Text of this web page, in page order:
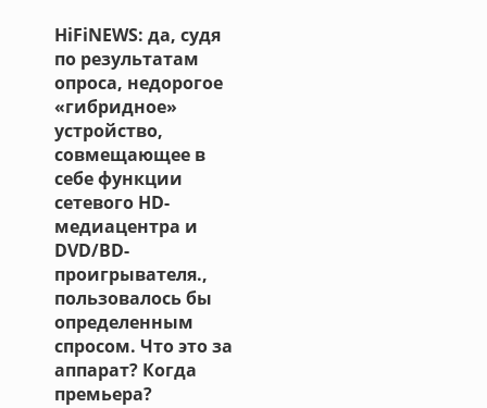
HiFiNEWS: да, судя
по результатам
опроса, недорогое
«гибридное»
устройство,
совмещающее в
себе функции
сетевого HD-
медиацентра и
DVD/BD-
проигрывателя.,
пользовалось бы
определенным
спросом. Что это за
аппарат? Когда
премьера?